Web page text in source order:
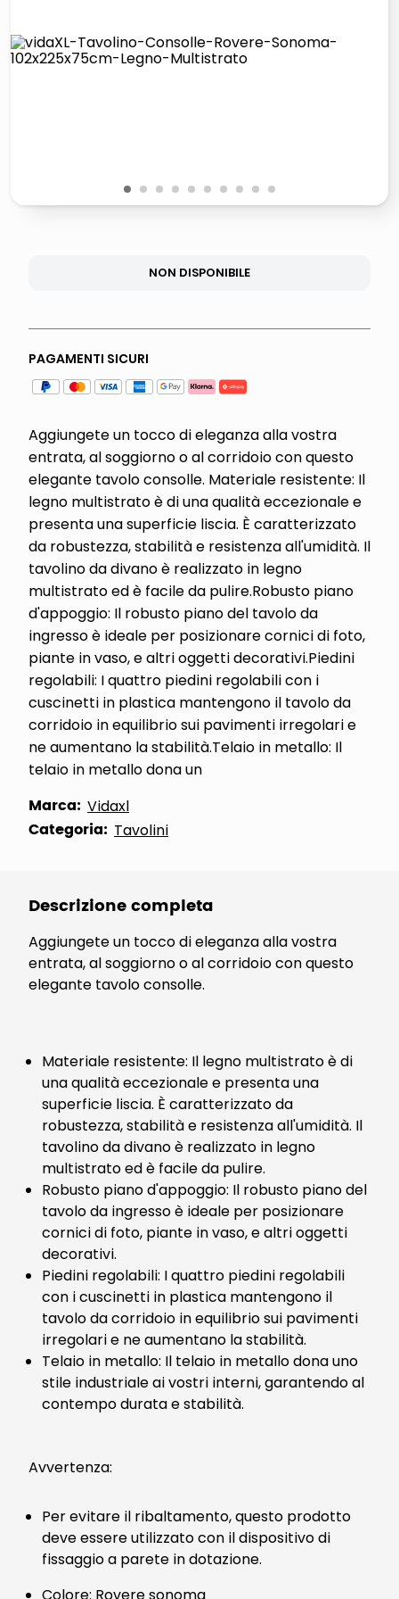
elenco telefonico
pattumiera raccolta differenziata
1 2 3 4 5 6 7 8 9 10
NON DISPONIBILE
PAGAMENTI SICURI
Aggiungete un tocco di eleganza alla vostra
entrata, al soggiorno o al corridoio con questo
elegante tavolo consolle. Materiale resistente: Il
legno multistrato è di una qualità eccezionale e
presenta una superficie liscia. È caratterizzato
da robustezza, stabilità e resistenza all'umidità. Il
tavolino da divano è realizzato in legno
multistrato ed è facile da pulire.Robusto piano
d'appoggio: Il robusto piano del tavolo da
ingresso è ideale per posizionare cornici di foto,
piante in vaso, e altri oggetti decorativi.Piedini
regolabili: I quattro piedini regolabili con i
cuscinetti in plastica mantengono il tavolo da
corridoio in equilibrio sui pavimenti irregolari e
ne aumentano la stabilità.Telaio in metallo: Il
telaio in metallo dona un
Marca: Vidaxl
Categoria: Tavolini
Descrizione completa
Aggiungete un tocco di eleganza alla vostra
entrata, al soggiorno o al corridoio con questo
elegante tavolo consolle.
Materiale resistente: Il legno multistrato è di
una qualità eccezionale e presenta una
superficie liscia. È caratterizzato da
robustezza, stabilità e resistenza all'umidità. Il
tavolino da divano è realizzato in legno
multistrato ed è facile da pulire.
Robusto piano d'appoggio: Il robusto piano del
tavolo da ingresso è ideale per posizionare
cornici di foto, piante in vaso, e altri oggetti
decorativi.
Piedini regolabili: I quattro piedini regolabili
con i cuscinetti in plastica mantengono il
tavolo da corridoio in equilibrio sui pavimenti
irregolari e ne aumentano la stabilità.
Telaio in metallo: Il telaio in metallo dona uno
stile industriale ai vostri interni, garantendo al
contempo durata e stabilità.
Avvertenza:
Per evitare il ribaltamento, questo prodotto
deve essere utilizzato con il dispositivo di
fissaggio a parete in dotazione.